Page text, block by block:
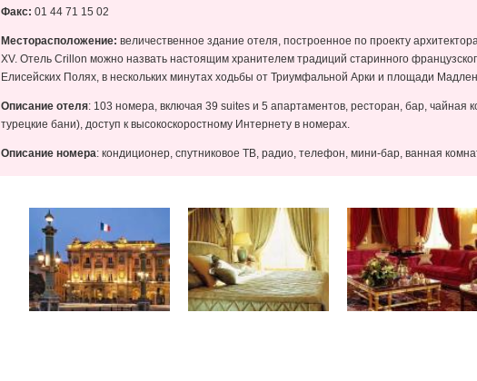
Факс: 01 44 71 15 02
Месторасположение: величественное здание отеля, построенное по проекту
XV. Отель Crillon можно назвать настоящим хранителем традиций старинного
Елисейских Полях, в нескольких минутах ходьбы от Триумфальной Арки и площади
Описание отеля: 103 номера, включая 39 suites и 5 апартаментов, ресторан, бар,
турецкие бани), доступ к высокоскоростному Интернету в номерах.
Описание номера: кондиционер, спутниковое ТВ, радио, телефон, мини-бар, ванная